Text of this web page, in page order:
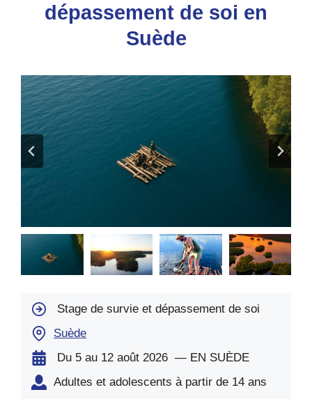
dépassement de soi en
Suède
Stage de survie et dépassement de soi
Suède
Du 5 au 12 août 2026 — EN SUÈDE
Adultes et adolescents à partir de 14 ans